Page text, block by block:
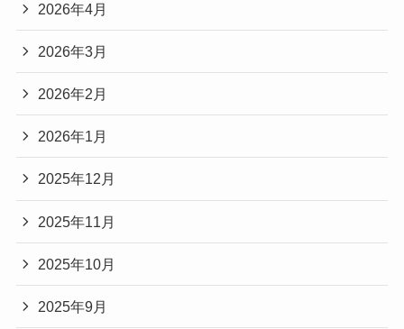
2026年4月
2026年3月
2026年2月
2026年1月
2025年12月
2025年11月
2025年10月
2025年9月